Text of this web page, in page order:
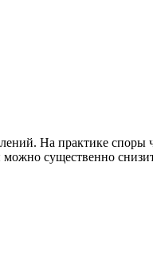
На практике споры
существенно